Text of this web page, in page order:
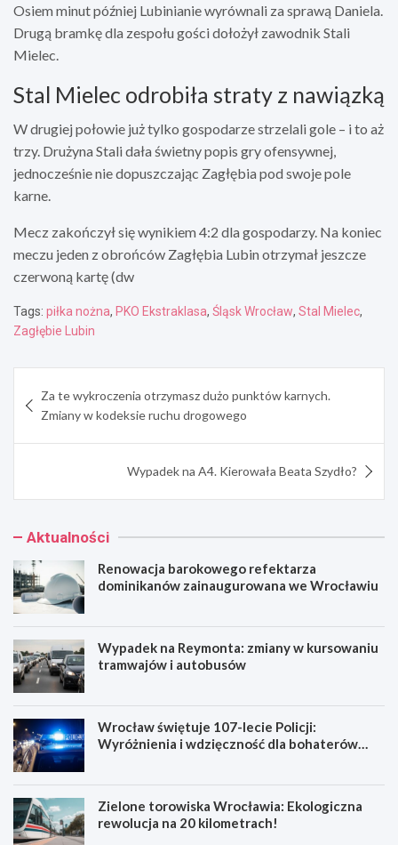
Osiem minut później Lubinianie wyrównali za sprawą Daniela.
Drugą bramkę dla zespołu gości dołożył zawodnik Stali
Mielec.
Stal Mielec odrobiła straty z nawiązką
W drugiej połowie już tylko gospodarze strzelali gole – i to aż
trzy. Drużyna Stali dała świetny popis gry ofensywnej,
jednocześnie nie dopuszczając Zagłębia pod swoje pole
karne.
Mecz zakończył się wynikiem 4:2 dla gospodarzy. Na koniec
meczu jeden z obrońców Zagłębia Lubin otrzymał jeszcze
czerwoną kartę (dw
Tags: piłka nożna, PKO Ekstraklasa, Śląsk Wrocław, Stal Mielec,
Zagłębie Lubin
wpisu
Za te wykroczenia otrzymasz dużo punktów karnych.
Zmiany w kodeksie ruchu drogowego
Wypadek na A4. Kierowała Beata Szydło?
Aktualności
Renowacja barokowego refektarza
dominikanów zainaugurowana we Wrocławiu
Wypadek na Reymonta: zmiany w kursowaniu
tramwajów i autobusów
Wrocław świętuje 107-lecie Policji:
Wyróżnienia i wdzięczność dla bohaterów
Zielone torowiska Wrocławia: Ekologiczna
rewolucja na 20 kilometrach!